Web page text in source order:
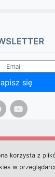
się
korzysta z
kies w